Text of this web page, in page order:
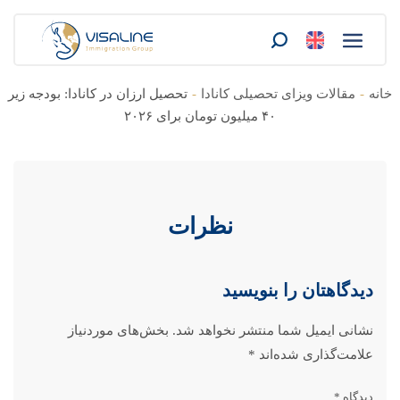
خانه - مقالات ویزای تحصیلی کانادا - تحصیل ارزان در کانادا: بودجه زیر
۴۰ میلیون تومان برای ۲۰۲۶
نظرات
دیدگاهتان را بنویسید
نشانی ایمیل شما منتشر نخواهد شد. بخش‌های موردنیاز
علامت‌گذاری شده‌اند *
دیدگاه *